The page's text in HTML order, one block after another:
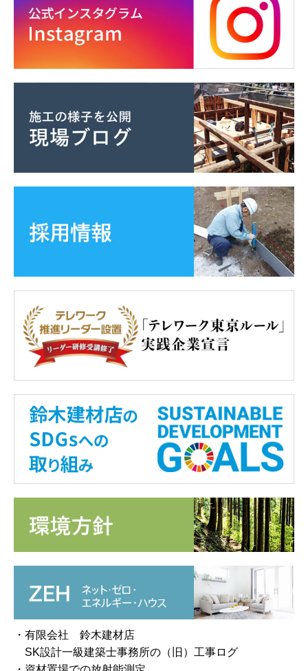
・有限会社 鈴木建材店
SK設計一級建築士事務所の（旧）工事ログ